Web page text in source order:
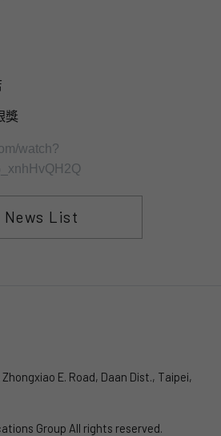
獎
watch?
News List
E. Road, Daan Dist., Taipei,
Group All rights reserved.